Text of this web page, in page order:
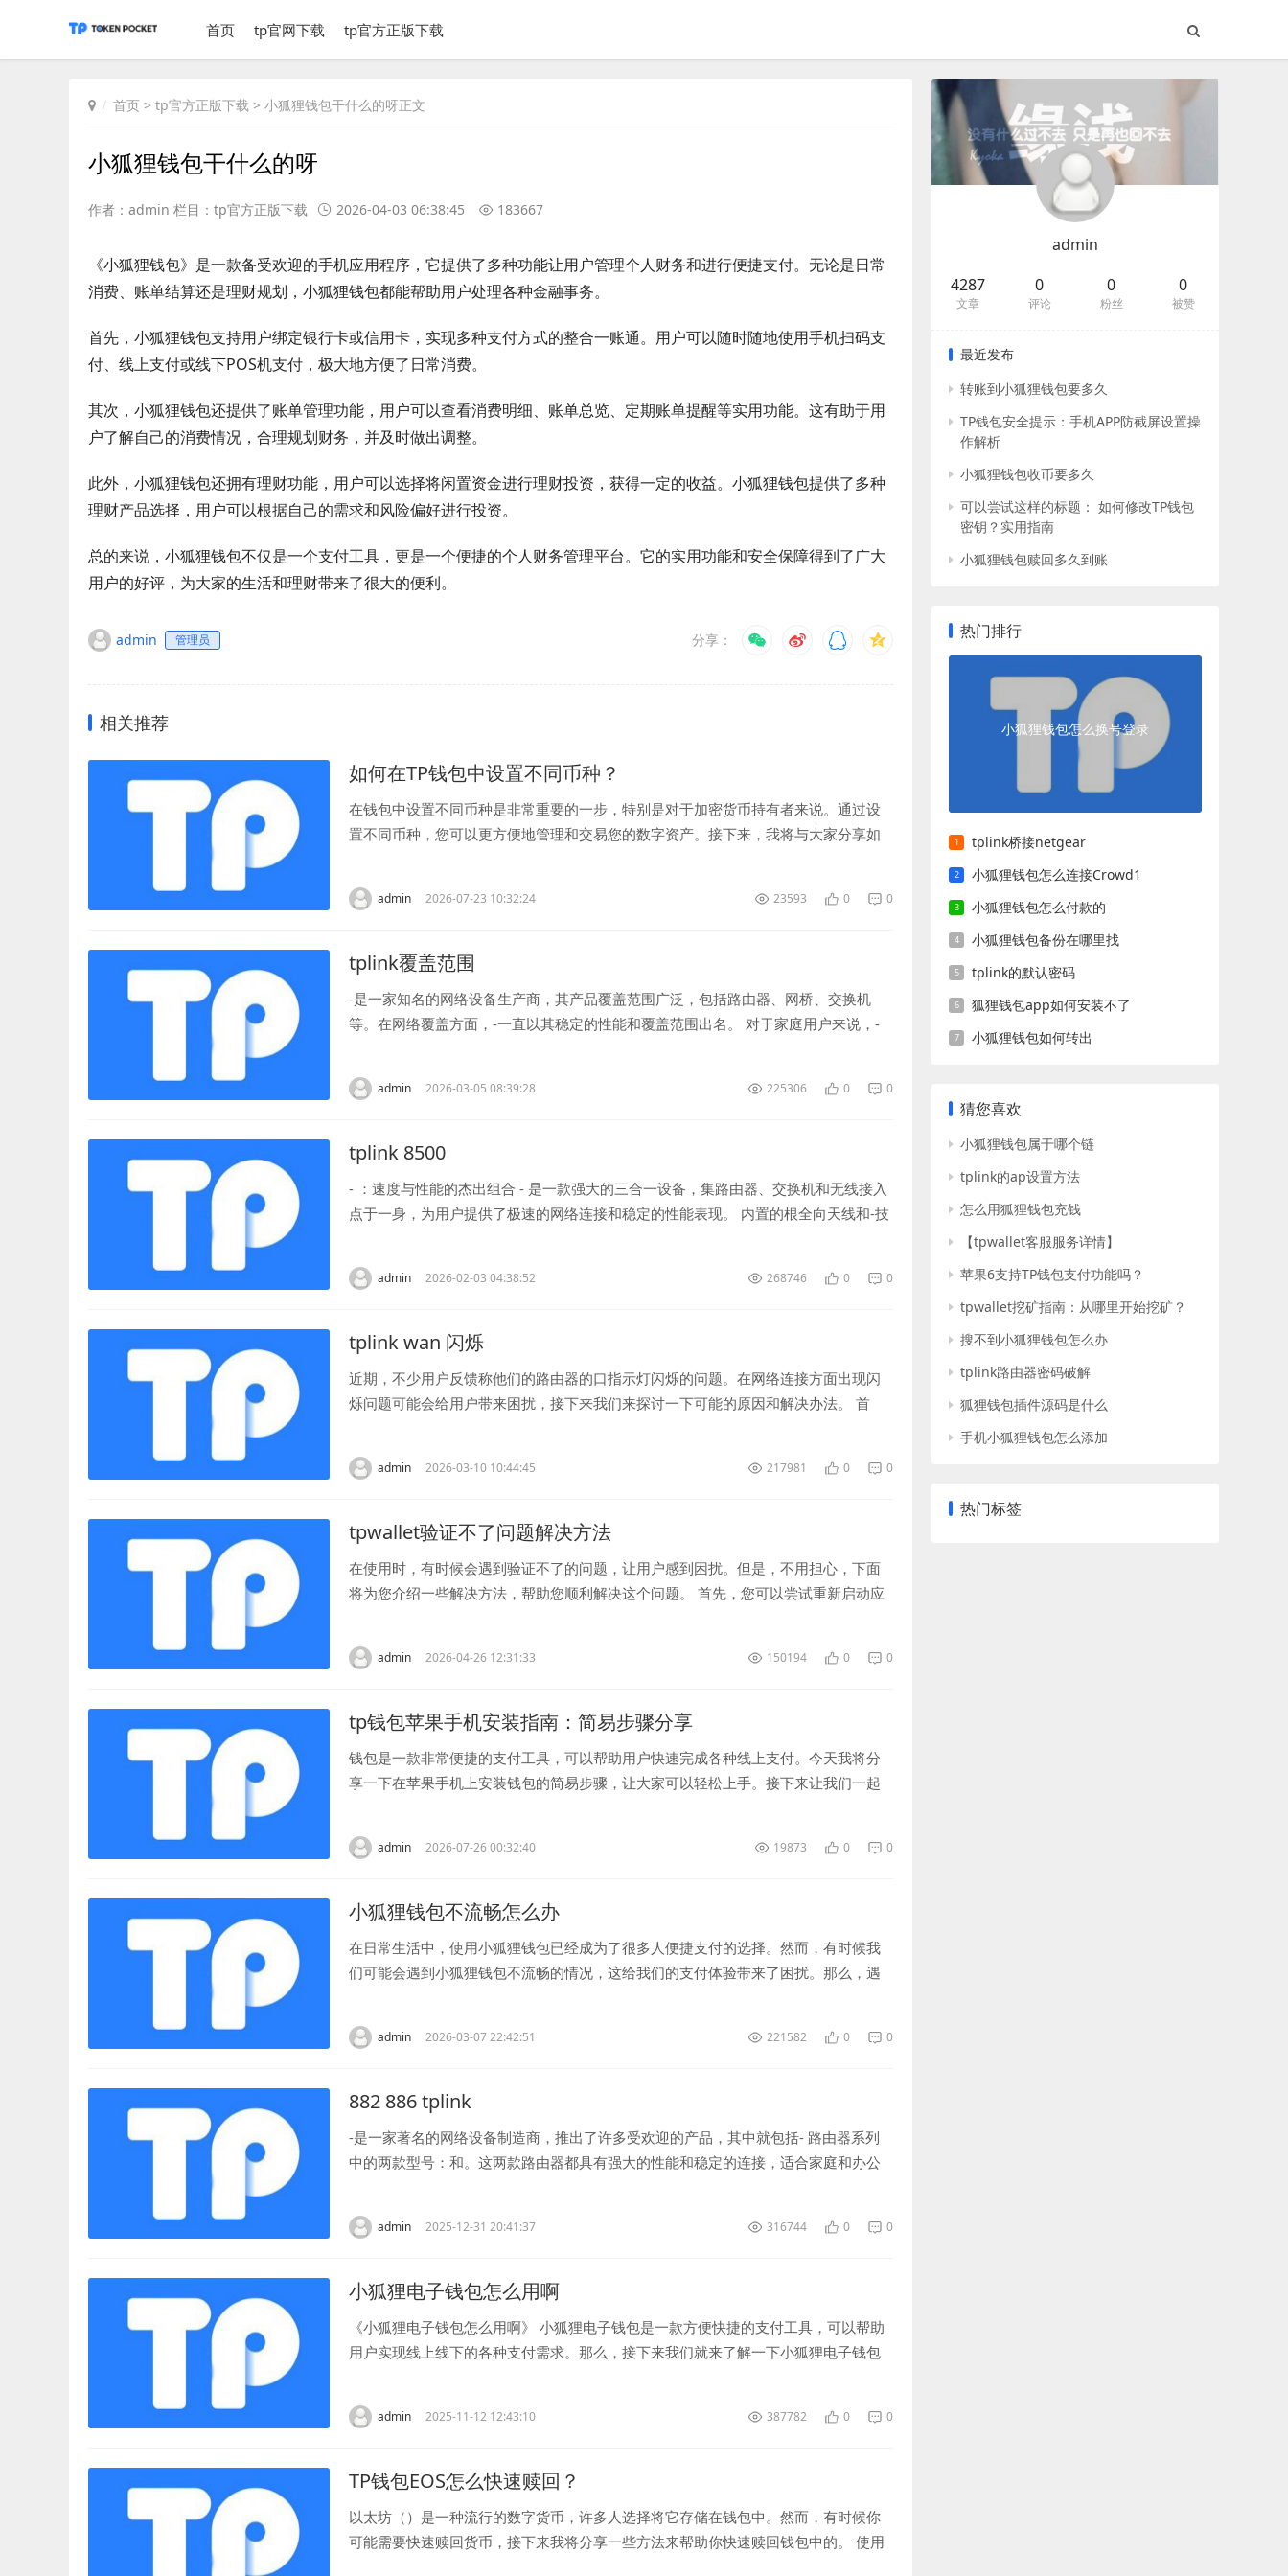
首页 tp官网下载 tp官方正版下载
首页 > tp官方正版下载 > 小狐狸钱包干什么的呀正文
小狐狸钱包干什么的呀
作者：admin 栏目： tp官方正版下载 2026-04-03 06:38:45 183667
《小狐狸钱包》是一款备受欢迎的手机应用程序，它提供了多种功能让用户管理个人财务和进行便捷支付。无论是日常
消费、账单结算还是理财规划，小狐狸钱包都能帮助用户处理各种金融事务。
首先，小狐狸钱包支持用户绑定银行卡或信用卡，实现多种支付方式的整合一账通。用户可以随时随地使用手机扫码支
付、线上支付或线下POS机支付，极大地方便了日常消费。
其次，小狐狸钱包还提供了账单管理功能，用户可以查看消费明细、账单总览、定期账单提醒等实用功能。这有助于用
户了解自己的消费情况，合理规划财务，并及时做出调整。
此外，小狐狸钱包还拥有理财功能，用户可以选择将闲置资金进行理财投资，获得一定的收益。小狐狸钱包提供了多种
理财产品选择，用户可以根据自己的需求和风险偏好进行投资。
总的来说，小狐狸钱包不仅是一个支付工具，更是一个便捷的个人财务管理平台。它的实用功能和安全保障得到了广大
用户的好评，为大家的生活和理财带来了很大的便利。
admin 管理员 分享：
相关推荐
如何在TP钱包中设置不同币种？
在钱包中设置不同币种是非常重要的一步，特别是对于加密货币持有者来说。通过设
置不同币种，您可以更方便地管理和交易您的数字资产。接下来，我将与大家分享如
admin 2026-07-23 10:32:24 23593 0 0
tplink覆盖范围
-是一家知名的网络设备生产商，其产品覆盖范围广泛，包括路由器、网桥、交换机
等。在网络覆盖方面，-一直以其稳定的性能和覆盖范围出名。 对于家庭用户来说，-
admin 2026-03-05 08:39:28 225306 0 0
tplink 8500
- ：速度与性能的杰出组合 - 是一款强大的三合一设备，集路由器、交换机和无线接入
点于一身，为用户提供了极速的网络连接和稳定的性能表现。 内置的根全向天线和-技
admin 2026-02-03 04:38:52 268746 0 0
tplink wan 闪烁
近期，不少用户反馈称他们的路由器的口指示灯闪烁的问题。在网络连接方面出现闪
烁问题可能会给用户带来困扰，接下来我们来探讨一下可能的原因和解决办法。 首
admin 2026-03-10 10:44:45 217981 0 0
tpwallet验证不了问题解决方法
在使用时，有时候会遇到验证不了的问题，让用户感到困扰。但是，不用担心，下面
将为您介绍一些解决方法，帮助您顺利解决这个问题。 首先，您可以尝试重新启动应
admin 2026-04-26 12:31:33 150194 0 0
tp钱包苹果手机安装指南：简易步骤分享
钱包是一款非常便捷的支付工具，可以帮助用户快速完成各种线上支付。今天我将分
享一下在苹果手机上安装钱包的简易步骤，让大家可以轻松上手。接下来让我们一起
admin 2026-07-26 00:32:40 19873 0 0
小狐狸钱包不流畅怎么办
在日常生活中，使用小狐狸钱包已经成为了很多人便捷支付的选择。然而，有时候我
们可能会遇到小狐狸钱包不流畅的情况，这给我们的支付体验带来了困扰。那么，遇
admin 2026-03-07 22:42:51 221582 0 0
882 886 tplink
-是一家著名的网络设备制造商，推出了许多受欢迎的产品，其中就包括- 路由器系列
中的两款型号：和。这两款路由器都具有强大的性能和稳定的连接，适合家庭和办公
admin 2025-12-31 20:41:37 316744 0 0
小狐狸电子钱包怎么用啊
《小狐狸电子钱包怎么用啊》 小狐狸电子钱包是一款方便快捷的支付工具，可以帮助
用户实现线上线下的各种支付需求。那么，接下来我们就来了解一下小狐狸电子钱包
admin 2025-11-12 12:43:10 387782 0 0
TP钱包EOS怎么快速赎回？
以太坊（）是一种流行的数字货币，许多人选择将它存储在钱包中。然而，有时候你
可能需要快速赎回货币，接下来我将分享一些方法来帮助你快速赎回钱包中的。 使用
admin
4287
文章
0
评论
0
粉丝
0
被赞
最近发布
转账到小狐狸钱包要多久
TP钱包安全提示：手机APP防截屏设置操
作解析
小狐狸钱包收币要多久
可以尝试这样的标题： 如何修改TP钱包
密钥？实用指南
小狐狸钱包赎回多久到账
热门排行
小狐狸钱包怎么换号登录
tplink桥接netgear
小狐狸钱包怎么连接Crowd1
小狐狸钱包怎么付款的
小狐狸钱包备份在哪里找
tplink的默认密码
狐狸钱包app如何安装不了
小狐狸钱包如何转出
猜您喜欢
小狐狸钱包属于哪个链
tplink的ap设置方法
怎么用狐狸钱包充钱
【tpwallet客服服务详情】
苹果6支持TP钱包支付功能吗？
tpwallet挖矿指南：从哪里开始挖矿？
搜不到小狐狸钱包怎么办
tplink路由器密码破解
狐狸钱包插件源码是什么
手机小狐狸钱包怎么添加
热门标签